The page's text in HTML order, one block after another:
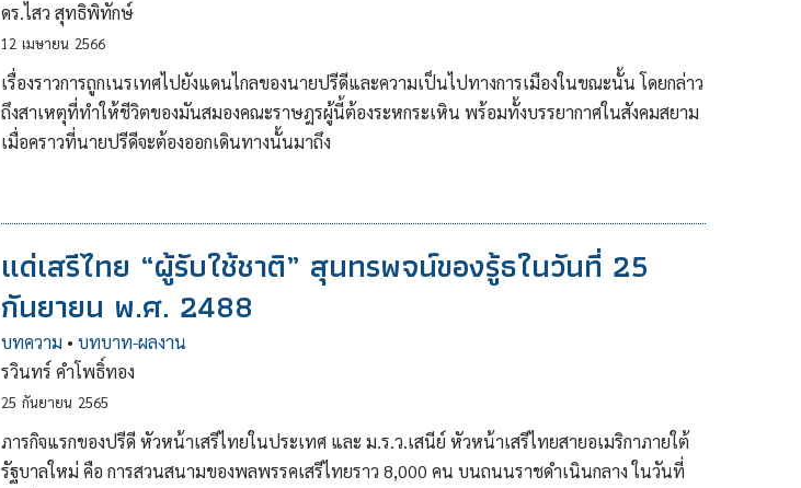
ดร.ไสว สุทธิพิทักษ์
12 เมษายน 2566
เรื่องราวการถูกเนรเทศไปยังแดนไกลของนายปรีดีและความเป็นไปทางการเมืองในขณะนั้น โดยกล่าว
ถึงสาเหตุที่ทำให้ชีวิตของมันสมองคณะราษฎรผู้นี้ต้องระหกระเหิน พร้อมทั้งบรรยากาศในสังคมสยาม
เมื่อคราวที่นายปรีดีจะต้องออกเดินทางนั้นมาถึง
แด่เสรีไทย “ผู้รับใช้ชาติ” สุนทรพจน์ของรู้ธในวันที่ 25
กันยายน พ.ศ. 2488
บทความ • บทบาท-ผลงาน
รวินทร์ คำโพธิ์ทอง
25 กันยายน 2565
ภารกิจแรกของปรีดี หัวหน้าเสรีไทยในประเทศ และ ม.ร.ว.เสนีย์ หัวหน้าเสรีไทยสายอเมริกาภายใต้
รัฐบาลใหม่ คือ การสวนสนามของพลพรรคเสรีไทยราว 8,000 คน บนถนนราชดำเนินกลาง ในวันที่